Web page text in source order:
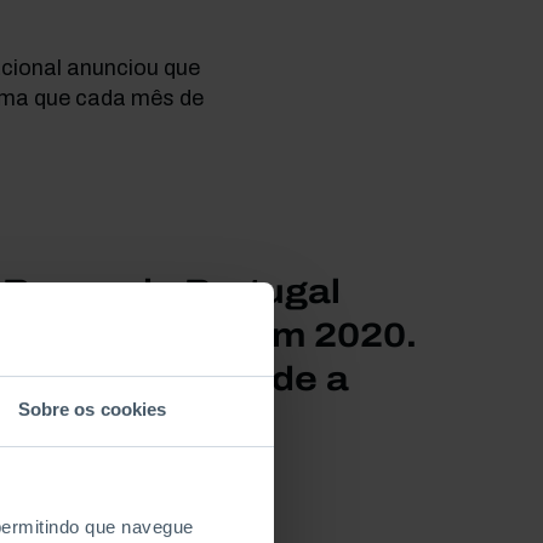
Sobre os cookies
que navegue
anunciou que
que cada mês de
de Portugal
5,7% do PIB em 2020.
desde a